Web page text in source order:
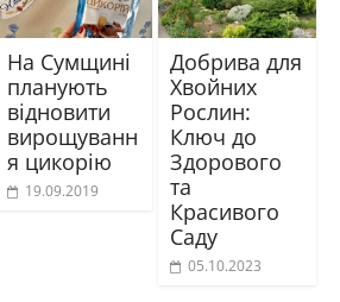
На Сумщині
планують
відновити
вирощуванн
я цикорію
19.09.2019
Добрива для
Хвойних
Рослин:
Ключ до
Здорового
та
Красивого
Саду
05.10.2023